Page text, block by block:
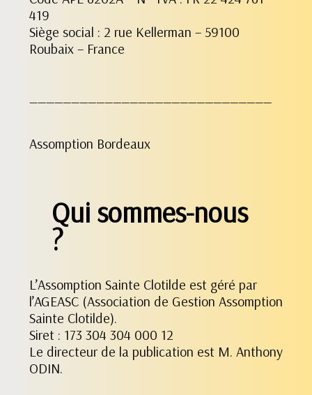
419
Siège social : 2 rue Kellerman – 59100
Roubaix – France
Assomption Bordeaux
Qui sommes-nous
?
L’Assomption Sainte Clotilde est géré par
l’AGEASC (Association de Gestion Assomption
Sainte Clotilde).
Siret : 173 304 304 000 12
Le directeur de la publication est M. Anthony
ODIN.